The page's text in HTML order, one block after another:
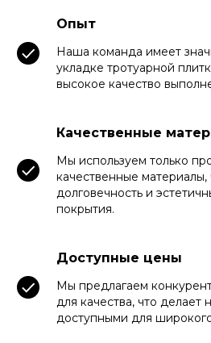
Опыт
Наша команда имеет
укладке тротуарной
высокое качество
Качественные
Мы используем только
качественные
долговечность и
покрытия.
Доступные цены
Мы предлагаем
для качества, что делает
доступными для